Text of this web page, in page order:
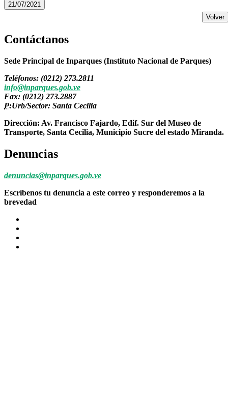
21/07/2021
Volver
Contáctanos
Sede Principal de Inparques (Instituto Nacional de Parques)
Teléfonos: (0212) 273.2811
info@inparques.gob.ve
Fax: (0212) 273.2887
P:Urb/Sector: Santa Cecilia
Dirección: Av. Francisco Fajardo, Edif. Sur del Museo de
Transporte, Santa Cecilia, Municipio Sucre del estado Miranda.
Denuncias
denuncias@inparques.gob.ve
Escríbenos tu denuncia a este correo y responderemos a la
brevedad